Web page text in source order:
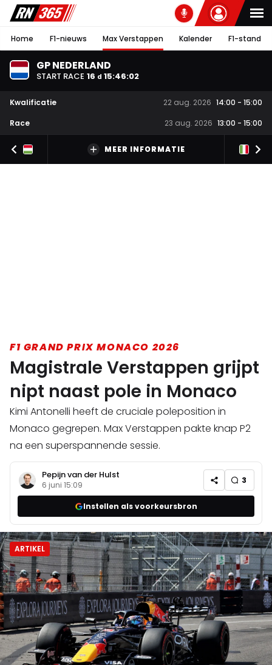
Home F1-nieuws Max Verstappen Kalender F1-stand
GP NEDERLAND
START RACE 16 d 15:46:01
Kwalificatie 22 aug. 2026 14:00 - 15:00
Race
23 aug. 2026 13:00 - 15:00
MEER INFORMATIE
F1 GRAND PRIX MONACO 2026
Magistrale Verstappen grijpt
nipt naast pole in Monaco
Kimi Antonelli heeft de cruciale poleposition in
Monaco gegrepen. Max Verstappen pakte knap P2
na een superspannende sessie.
Pepijn van der Hulst
6 juni 15:09 3
Instellen als voorkeursbron
ARTIKEL